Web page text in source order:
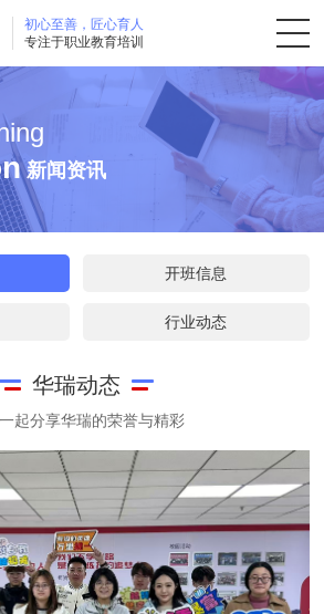
初心至善，匠心育人
专注于职业教育培训
新闻资讯
开班信息
行业动态
华瑞动态
起分享华瑞的荣誉与精彩